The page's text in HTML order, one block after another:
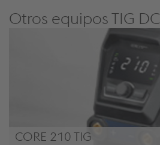
Otros equipos TIG DC
CORE 210 TIG